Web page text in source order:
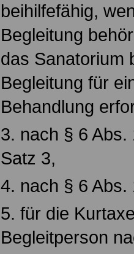
beihilfefähig,
Begleitung
das Sanatorium
Begleitung für
Behandlung
3. nach § 6 Abs.
Satz 3,
4. nach § 6 Abs.
5. für die
Begleitperson